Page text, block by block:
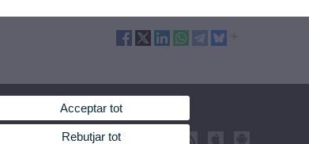
Acceptar tot
Rebutjar tot